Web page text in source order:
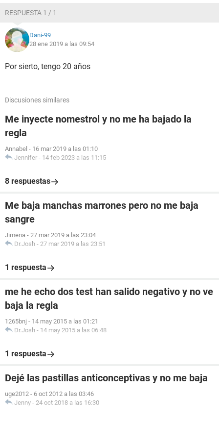
RESPUESTA 1 / 1
Dani-99
28 ene 2019 a las 09:54
Por sierto, tengo 20 años
Discusiones similares
Me inyecte nomestrol y no me ha bajado la
regla
Annabel - 16 mar 2019 a las 01:10
Jennifer - 14 feb 2023 a las 11:15
8 respuestas
Me baja manchas marrones pero no me baja
sangre
Jimena - 27 mar 2019 a las 23:04
Dr.Josh - 27 mar 2019 a las 23:51
1 respuesta
me he echo dos test han salido negativo y no ve
baja la regla
1265bnj - 14 may 2015 a las 01:21
Dr.Josh - 14 may 2015 a las 06:48
1 respuesta
Dejé las pastillas anticonceptivas y no me baja
uge2012 - 6 oct 2012 a las 03:46
Jenny - 24 oct 2018 a las 16:30